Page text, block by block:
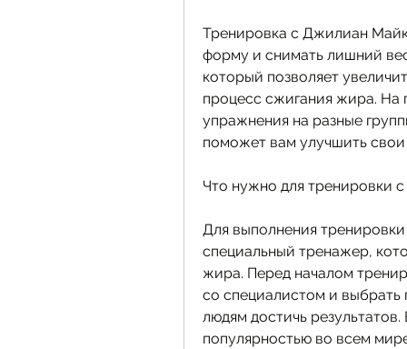
Тренировка с Джилиан
форму и снимать лишний
который позволяет
процесс сжигания жира. На
упражнения на разные
поможет вам улучшить свои
Что нужно для тренировки
Для выполнения
специальный тренажер,
жира. Перед началом
со специалистом и выбрать
людям достичь
популярностью во всем